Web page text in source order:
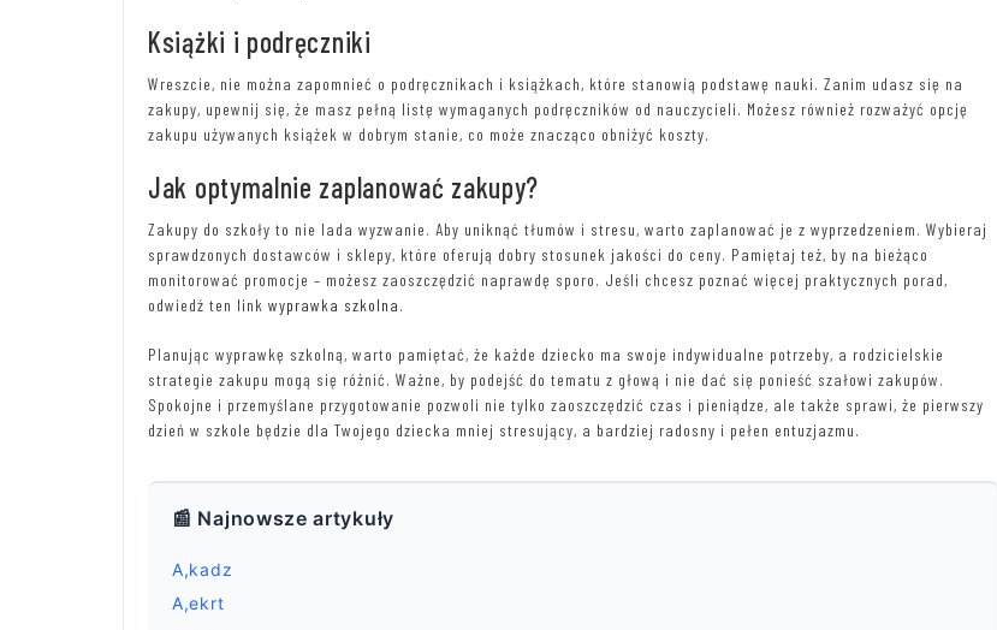
Książki i podręczniki
Wreszcie, nie można zapomnieć o podręcznikach i książkach, które stanowią podstawę nauki. Zanim udasz się na
zakupy, upewnij się, że masz pełną listę wymaganych podręczników od nauczycieli. Możesz również rozważyć opcję
zakupu używanych książek w dobrym stanie, co może znacząco obniżyć koszty.
Jak optymalnie zaplanować zakupy?
Zakupy do szkoły to nie lada wyzwanie. Aby uniknąć tłumów i stresu, warto zaplanować je z wyprzedzeniem. Wybieraj
sprawdzonych dostawców i sklepy, które oferują dobry stosunek jakości do ceny. Pamiętaj też, by na bieżąco
monitorować promocje – możesz zaoszczędzić naprawdę sporo. Jeśli chcesz poznać więcej praktycznych porad,
odwiedź ten link wyprawka szkolna.
Planując wyprawkę szkolną, warto pamiętać, że każde dziecko ma swoje indywidualne potrzeby, a rodzicielskie
strategie zakupu mogą się różnić. Ważne, by podejść do tematu z głową i nie dać się ponieść szałowi zakupów.
Spokojne i przemyślane przygotowanie pozwoli nie tylko zaoszczędzić czas i pieniądze, ale także sprawi, że pierwszy
dzień w szkole będzie dla Twojego dziecka mniej stresujący, a bardziej radosny i pełen entuzjazmu.
📰 Najnowsze artykuły
A,kadz
A,ekrt